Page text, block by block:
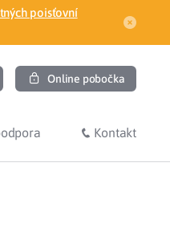
poisťovní
Online pobočka
Kontakt